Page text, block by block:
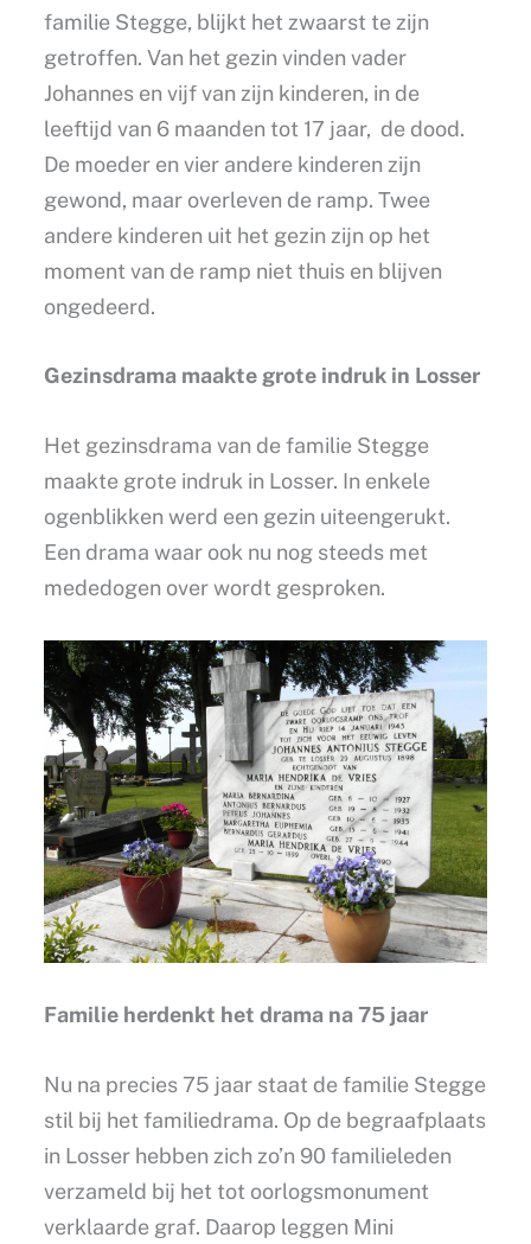
familie Stegge, blijkt het zwaarst te zijn
getroffen. Van het gezin vinden vader
Johannes en vijf van zijn kinderen, in de
leeftijd van 6 maanden tot 17 jaar, de dood.
De moeder en vier andere kinderen zijn
gewond, maar overleven de ramp. Twee
andere kinderen uit het gezin zijn op het
moment van de ramp niet thuis en blijven
ongedeerd.
Gezinsdrama maakte grote indruk in Losser
Het gezinsdrama van de familie Stegge
maakte grote indruk in Losser. In enkele
ogenblikken werd een gezin uiteengerukt.
Een drama waar ook nu nog steeds met
mededogen over wordt gesproken.
Familie herdenkt het drama na 75 jaar
Nu na precies 75 jaar staat de familie Stegge
stil bij het familiedrama. Op de begraafplaats
in Losser hebben zich zo’n 90 familieleden
verzameld bij het tot oorlogsmonument
verklaarde graf. Daarop leggen Mini